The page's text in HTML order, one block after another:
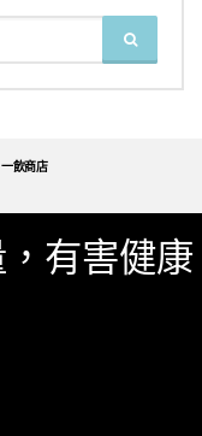
SEARCH
一飲商店
有害健康